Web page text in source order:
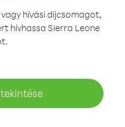
hívási díjcsomagot,
hívhassa Sierra Leone